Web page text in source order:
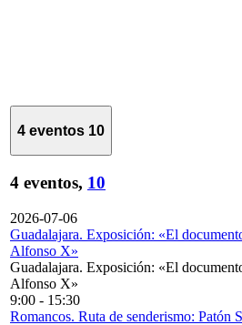
4 eventos 10
4 eventos, 10
2026-07-06
Guadalajara. Exposición: «El
Alfonso X»
Guadalajara. Exposición: «El
Alfonso X»
9:00 - 15:30
Romancos. Ruta de senderismo: Patón